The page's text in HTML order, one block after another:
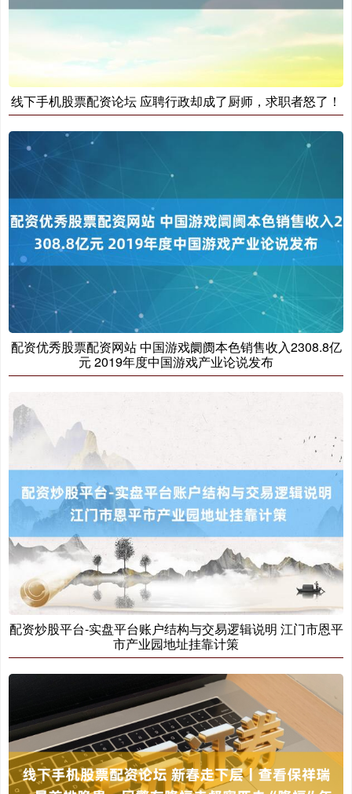
上证综指
深证成指 14311.01 +200.89 +1.42%
北证50 1134.24 +11.37 +1.01%
创业板指 3563.12 +47.56 +1.35%
线下手机股票配资论坛 应聘行政却成了厨师，求职者怒了！
配资优秀股票配资网站 中国游戏阛阓本色销售收入2308.8亿
元 2019年度中国游戏产业论说发布
配资炒股平台-实盘平台账户结构与交易逻辑说明 江门市恩平
市产业园地址挂靠计策